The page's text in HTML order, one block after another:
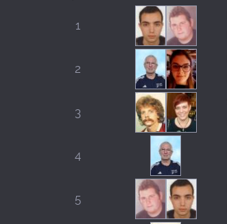
1
2
3
4
5